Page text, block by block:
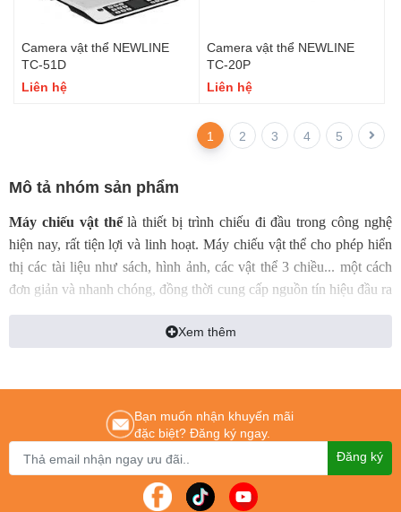
Camera vật thể NEWLINE
TC-51D
Liên hệ
Camera vật thể NEWLINE
TC-20P
Liên hệ
1 2 3 4 5
Mô tả nhóm sản phẩm
Máy chiếu vật thểlà thiết bị trình chiếu đi đầu trong công nghệ
hiện nay, rất tiện lợi và linh hoạt. Máy chiếu vật thể cho phép hiển
thị các tài liệu như sách, hình ảnh, các vật thể 3 chiều... một cách
đơn giản và nhanh chóng, đồng thời cung cấp nguồn tín hiệu đầu ra
đa dạng với độ phân giải cao
Được sử dụng giảng dạy tại các trường học, thí nghiệm, nghiên
ứng dụng trong y khoa, khám chữa bệnh, chụp X- Quang, hội nghị
truyền hình, các ứng dụng trong an ninh quốc phòng, kinh tế đòi
hỏi phải có độ chính xác cao, thực tế,...
Máy chiếu vật thể hiện nay đang được công ty chúng tôi cung cấp
trên toàn quốc với nhiều hãng hàng đầu thế giới như:
Xem thêm
Bạn muốn nhận khuyến mãi
đặc biệt? Đăng ký ngay.
Đăng ký